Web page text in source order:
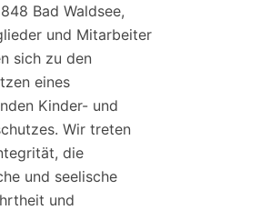
Bad Waldsee,
und Mitarbeiter
sich zu den
eines
Kinder- und
Wir treten
die
und seelische
und